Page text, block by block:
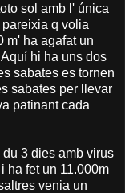
sol amb l' única
q volia
m' ha agafat un
hi ha uns dos
sabates es tornen
sabates per llevar
patinant cada
3 dies amb virus
ha fet un 11.000m
venia un